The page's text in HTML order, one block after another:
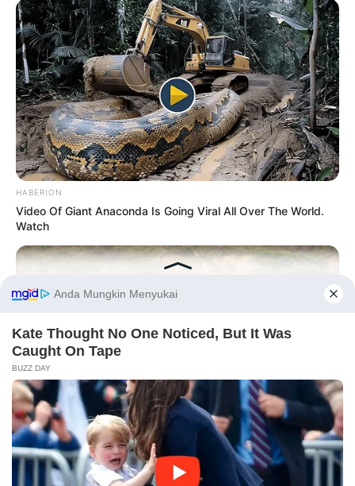
PRIVACY POLICY DISCLAIMER HUBUNGI KAMI IKLAN
HABERION
Video Of Giant Anaconda Is Going Viral All Over The World.
Watch
HABERION
Rare Elephant Birth—Then Nature Delivered A Second Shock
Before You Go